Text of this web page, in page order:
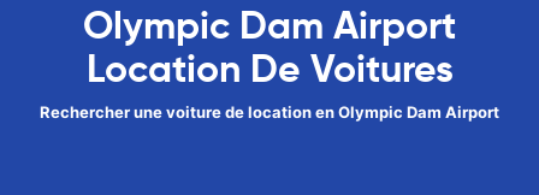
Olympic Dam Airport
Location De Voitures
Rechercher une voiture de location en Olympic Dam Airport